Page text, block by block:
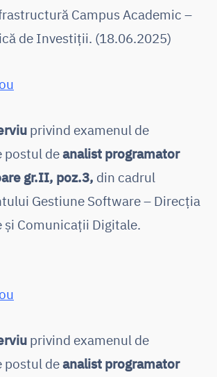
Campus Academic –
de Investiții. (18.06.2025)
privind examenul de
postul deanalist programator
gr.II, poz.3, din cadrul
Gestiune Software – Direcția
Comunicații Digitale.
privind examenul de
postul deanalist programator